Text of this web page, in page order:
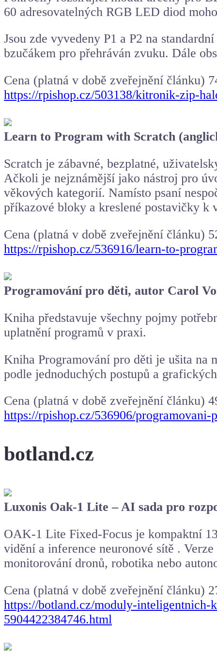
60 adresovatelných RGB LED diod
Jsou zde vyvedeny P1 a P2 na
bzučákem pro přehráván zvuku. Dále
Cena (platná v době zveřejnění článku)
https://rpishop.cz/503138/kitronik-zip-
Learn to Program with Scratch
Scratch je zábavné, bezplatné,
Ačkoli je nejznámější jako nástroj pro
věkových kategorií. Namísto psaní
příkazové bloky a kreslené postavičky k
Cena (platná v době zveřejnění článku)
https://rpishop.cz/536916/learn-to-
Programování pro děti, autor Carol
Kniha představuje všechny pojmy
uplatnění programů v praxi.
Kniha Programování pro děti je ušita na
podle jednoduchých postupů a
Cena (platná v době zveřejnění článku)
https://rpishop.cz/536906/
botland.cz
Luxonis Oak-1 Lite – AI sada pro
OAK-1 Lite Fixed-Focus je kompaktní
vidění a inference neuronové sítě .
monitorování dronů, robotika nebo
Cena (platná v době zveřejnění článku)
https://botland.cz/moduly-
5904422384746.html